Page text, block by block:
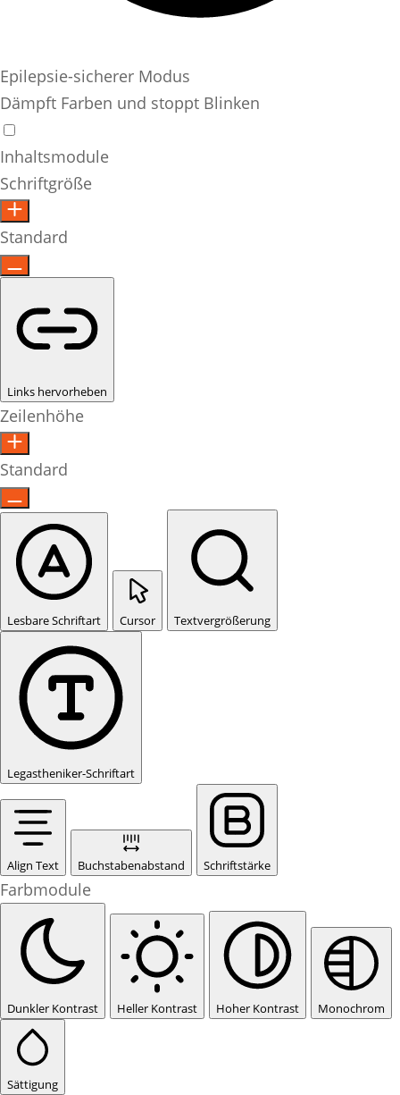
Epilepsie-sicherer Modus
Dämpft Farben und stoppt Blinken
Inhaltsmodule
Schriftgröße
Standard
Links hervorheben
Zeilenhöhe
Standard
Lesbare Schriftart Cursor Textvergrößerung
Legastheniker-Schriftart
Align Text Buchstabenabstand Schriftstärke
Farbmodule
Dunkler Kontrast Heller Kontrast Hoher Kontrast Monochrom
Sättigung